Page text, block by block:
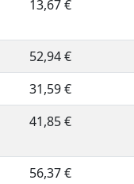
13,67 €
52,94 €
31,59 €
41,85 €
56,37 €